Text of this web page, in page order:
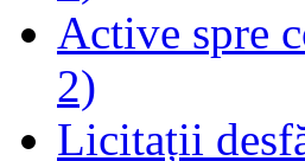
Active spre
2)
Licitații